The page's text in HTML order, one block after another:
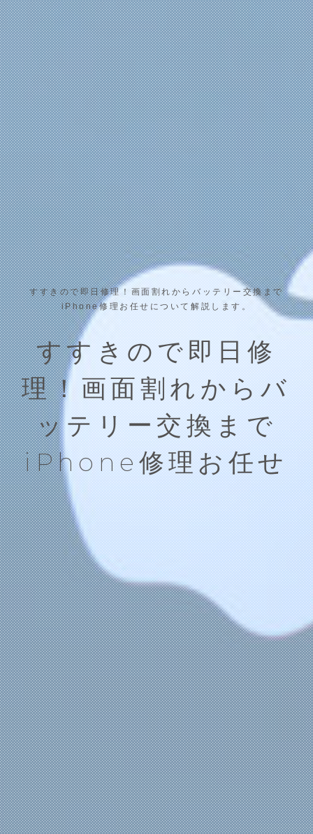
すすきので即日修理！画面割れからバッテリー交換まで
iPhone修理お任せについて解説します。
すすきので即日修
理！画面割れからバ
ッテリー交換まで
iPhone修理お任せ